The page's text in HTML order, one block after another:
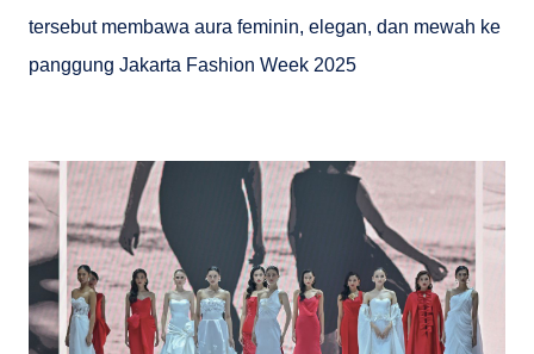
tersebut membawa aura feminin, elegan, dan mewah ke
panggung Jakarta Fashion Week 2025